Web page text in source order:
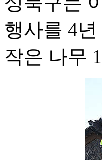
행사를 4
작은 나무